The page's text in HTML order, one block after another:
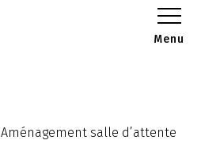
Aménagement salle d’attente
Menu